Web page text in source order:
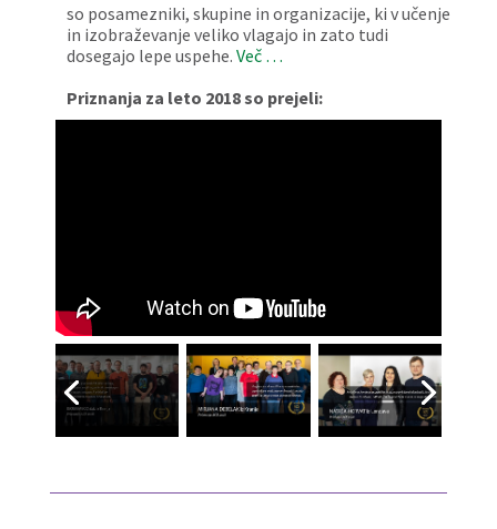
so posamezniki, skupine in organizacije, ki v učenje
in izobraževanje veliko vlagajo in zato tudi
dosegajo lepe uspehe. Več …
Priznanja za leto 2018so prejeli: